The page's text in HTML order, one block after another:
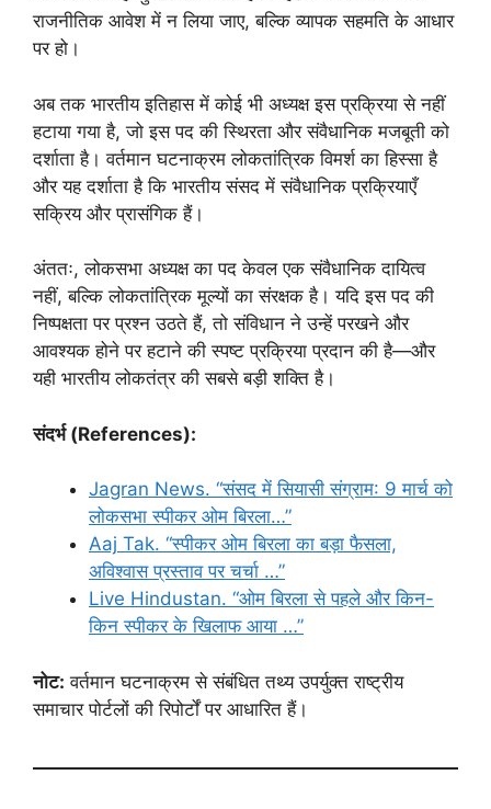
राजनीतिक आवेश में न लिया जाए, बल्कि व्यापक सहमति के आधार
पर हो।
अब तक भारतीय इतिहास में कोई भी अध्यक्ष इस प्रक्रिया से नहीं
हटाया गया है, जो इस पद की स्थिरता और संवैधानिक मजबूती को
दर्शाता है। वर्तमान घटनाक्रम लोकतांत्रिक विमर्श का हिस्सा है
और यह दर्शाता है कि भारतीय संसद में संवैधानिक प्रक्रियाएँ
सक्रिय और प्रासंगिक हैं।
अंततः, लोकसभा अध्यक्ष का पद केवल एक संवैधानिक दायित्व
नहीं, बल्कि लोकतांत्रिक मूल्यों का संरक्षक है। यदि इस पद की
निष्पक्षता पर प्रश्न उठते हैं, तो संविधान ने उन्हें परखने और
आवश्यक होने पर हटाने की स्पष्ट प्रक्रिया प्रदान की है—और
यही भारतीय लोकतंत्र की सबसे बड़ी शक्ति है।
संदर्भ (References):
Jagran News. “संसद में सियासी संग्राम: 9 मार्च को
लोकसभा स्पीकर ओम बिरला…”
Aaj Tak. “स्पीकर ओम बिरला का बड़ा फैसला,
अविश्वास प्रस्ताव पर चर्चा …”
Live Hindustan. “ओम बिरला से पहले और किन-
किन स्पीकर के खिलाफ आया …”
नोट: वर्तमान घटनाक्रम से संबंधित तथ्य उपर्युक्त राष्ट्रीय
समाचार पोर्टलों की रिपोर्टों पर आधारित हैं।